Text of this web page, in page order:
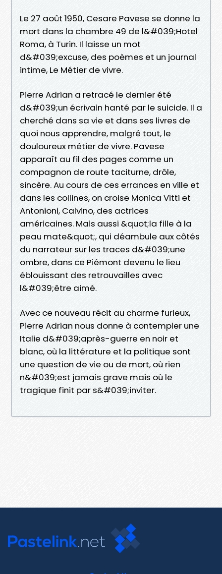
Le 27 août 1950, Cesare Pavese se donne la
mort dans la chambre 49 de l&#039;Hotel
Roma, à Turin. Il laisse un mot
d&#039;excuse, des poèmes et un journal
intime, Le Métier de vivre.
Pierre Adrian a retracé le dernier été
d&#039;un écrivain hanté par le suicide. Il a
cherché dans sa vie et dans ses livres de
quoi nous apprendre, malgré tout, le
douloureux métier de vivre. Pavese
apparaît au fil des pages comme un
compagnon de route taciturne, drôle,
sincère. Au cours de ces errances en ville et
dans les collines, on croise Monica Vitti et
Antonioni, Calvino, des actrices
américaines. Mais aussi &quot;la fille à la
peau mate&quot;, qui déambule aux côtés
du narrateur sur les traces d&#039;une
ombre, dans ce Piémont devenu le lieu
éblouissant des retrouvailles avec
l&#039;être aimé.
Avec ce nouveau récit au charme furieux,
Pierre Adrian nous donne à contempler une
Italie d&#039;après-guerre en noir et
blanc, où la littérature et la politique sont
une question de vie ou de mort, où rien
n&#039;est jamais grave mais où le
tragique finit par s&#039;inviter.